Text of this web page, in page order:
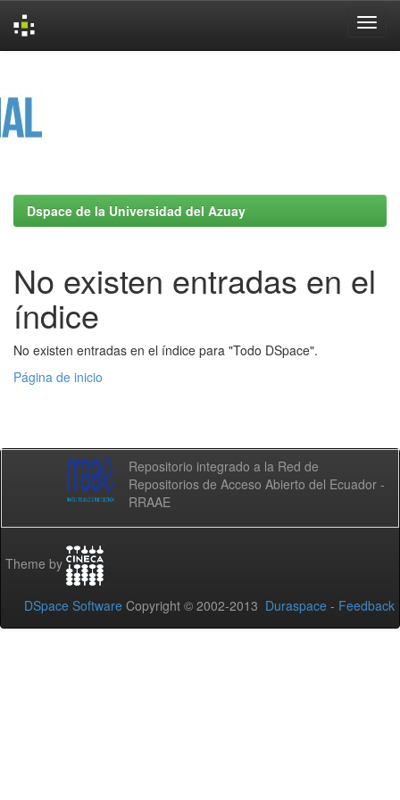
Dspace de la Universidad del Azuay
No existen entradas en el
índice
No existen entradas en el índice para "Todo DSpace".
Página de inicio
Repositorio integrado a la Red de
Repositorios de Acceso Abierto del Ecuador -
RRAAE
Theme by
DSpace Software Copyright © 2002-2013 Duraspace - Feedback